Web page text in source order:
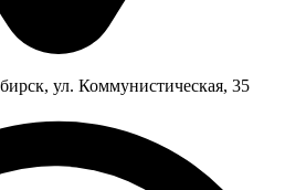
ул. Коммунистическая, 35